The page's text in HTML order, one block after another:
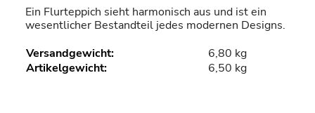
Ein Flurteppich sieht harmonisch aus und ist ein
wesentlicher Bestandteil jedes modernen Designs.
Versandgewicht:
6,80 kg
Artikelgewicht:
6,50 kg